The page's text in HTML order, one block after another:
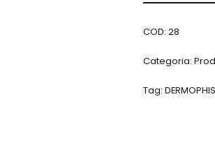
COD:28
Categoria:
Tag: